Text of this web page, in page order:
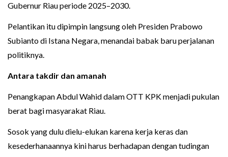
Gubernur Riau periode 2025–2030.
Pelantikan itu dipimpin langsung oleh Presiden Prabowo
Subianto di Istana Negara, menandai babak baru perjalanan
politiknya.
Antara takdir dan amanah
Penangkapan Abdul Wahid dalam OTT KPK menjadi pukulan
berat bagi masyarakat Riau.
Sosok yang dulu dielu-elukan karena kerja keras dan
kesederhanaannya kini harus berhadapan dengan tudingan